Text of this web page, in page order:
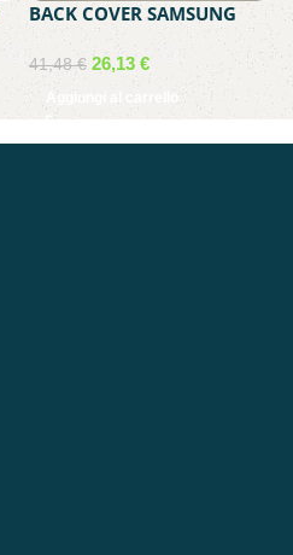
BACK COVER SAMSUNG
SERVICE PACK GALAXY
NOTE 20 GREY GH82-
23298A
41,48€ 26,13 €
Aggiungi al carrello